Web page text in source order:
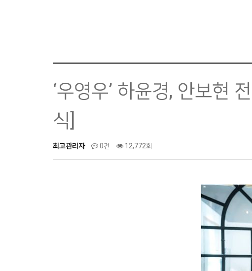
‘우영우’ 하윤경, 안보현
식]
최고관리자 0건 12,772회